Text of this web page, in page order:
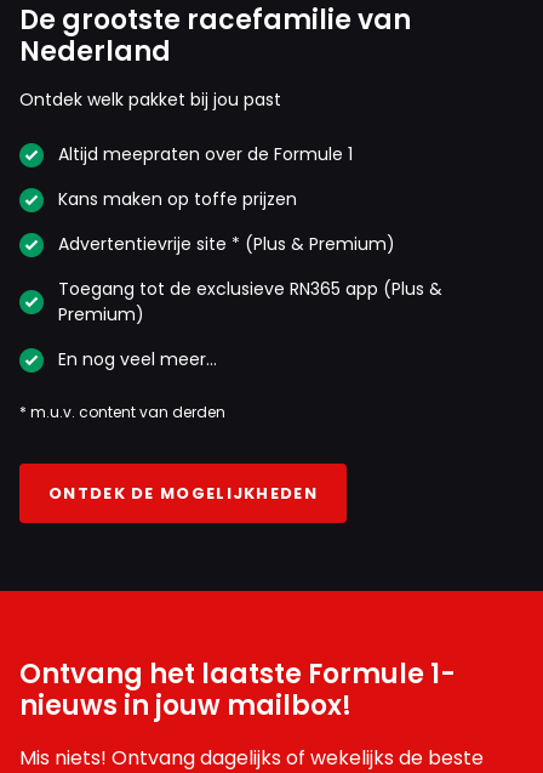
De grootste racefamilie van
Nederland
Ontdek welk pakket bij jou past
Altijd meepraten over de Formule 1
Kans maken op toffe prijzen
Advertentievrije site * (Plus & Premium)
Toegang tot de exclusieve RN365 app (Plus &
Premium)
En nog veel meer…
* m.u.v. content van derden
ONTDEK DE MOGELIJKHEDEN
Ontvang het laatste Formule 1-
nieuws in jouw mailbox!
Mis niets! Ontvang dagelijks of wekelijks de beste